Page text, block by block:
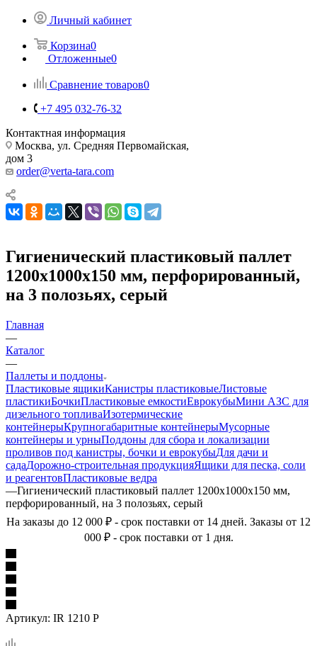
Личный кабинет
Корзина0
Отложенные0
Сравнение товаров0
+7 495 032-76-32
Контактная информация
Москва, ул. Средняя Первомайская,
дом 3
order@verta-tara.com
Гигиенический пластиковый паллет
1200х1000х150 мм, перфорированный,
на 3 полозьях, серый
Главная
—
Каталог
—
Паллеты и поддоны
Пластиковые ящикиКанистры пластиковыеЛистовые
пластикиБочкиПластиковые емкостиЕврокубыМини АЗС для
дизельного топливаИзотермические
контейнерыКрупногабаритные контейнерыМусорные
контейнеры и урныПоддоны для сбора и локализации
проливов под канистры, бочки и еврокубыДля дачи и
садаДорожно-строительная продукцияЯщики для песка, соли
и реагентовПластиковые ведра
—Гигиенический пластиковый паллет 1200х1000х150 мм,
перфорированный, на 3 полозьях, серый
На заказы до 12 000 ₽ - срок поставки от 14 дней. Заказы от 12
000 ₽ - срок поставки от 1 дня.
Артикул: IR 1210 P